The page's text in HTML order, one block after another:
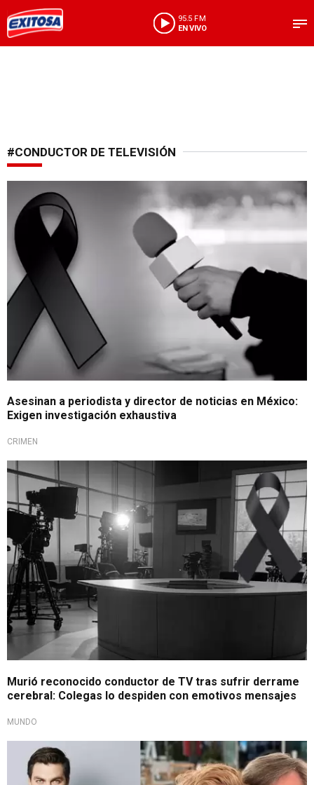
95.5 FM
EN VIVO
#CONDUCTOR DE TELEVISIÓN
Fiscalía investiga
Asesinan a periodista y director de noticias en México:
Exigen investigación exhaustiva
CRIMEN
Conmoción en tele
Murió reconocido conductor de TV tras sufrir derrame
cerebral: Colegas lo despiden con emotivos mensajes
MUNDO
Reacción ante la separación